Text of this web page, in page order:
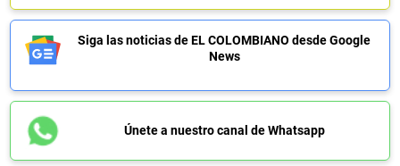
Siga las noticias de EL COLOMBIANO desde Google
News
Únete a nuestro canal de Whatsapp